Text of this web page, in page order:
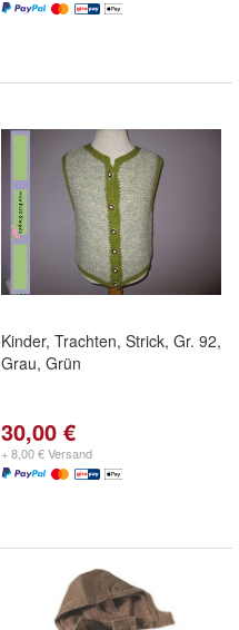
Kinder, Trachten, Strick, Gr. 92,
Grau, Grün
30,00 €
+ 8,00 € Versand